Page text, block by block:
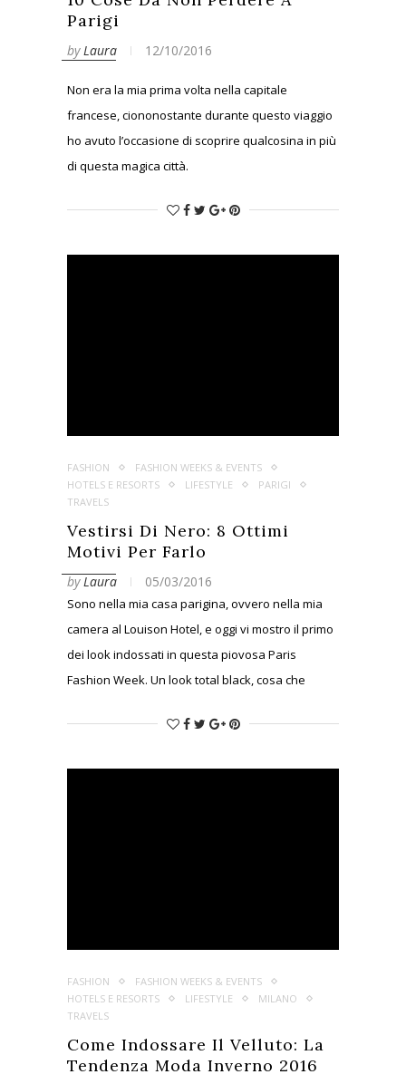
Parigi
byLaura 12/10/2016
Non era la mia prima volta nella capitale
francese, ciononostante durante questo viaggio
ho avuto l’occasione di scoprire qualcosina in più
di questa magica città.
FASHION
FASHION WEEKS & EVENTS
HOTELS E RESORTS
LIFESTYLE
PARIGI
TRAVELS
Vestirsi Di Nero: 8 Ottimi
Motivi Per Farlo
byLaura 05/03/2016
Sono nella mia casa parigina, ovvero nella mia
camera al Louison Hotel, e oggi vi mostro il primo
dei look indossati in questa piovosa Paris
Fashion Week. Un look total black, cosa che
un total look composto da maglia con motivo
FASHION
FASHION WEEKS & EVENTS
HOTELS E RESORTS
LIFESTYLE
MILANO
TRAVELS
Come Indossare Il Velluto: La
Tendenza Moda Inverno 2016